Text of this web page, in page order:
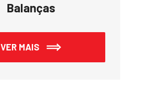
Balanças
VER MAIS